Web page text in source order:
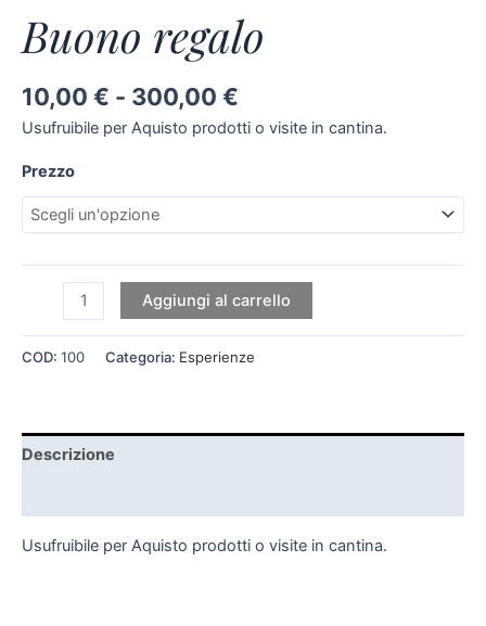
Buono regalo
10,00 € - 300,00 €
Usufruibile per Aquisto prodotti o visite in cantina.
Prezzo
Aggiungi al carrello
COD: 100 Categoria: Esperienze
Descrizione
Usufruibile per Aquisto prodotti o visite in cantina.